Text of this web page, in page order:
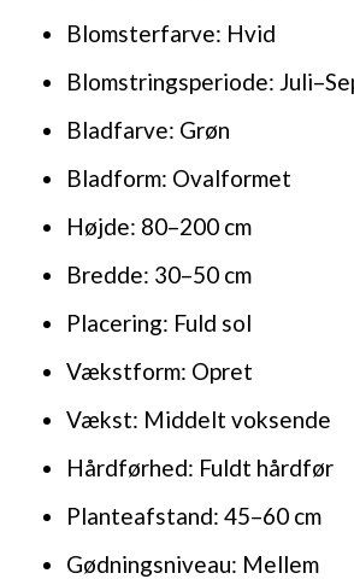
Blomsterfarve: Hvid
Blomstringsperiode:
Bladfarve: Grøn
Bladform: Ovalformet
Højde: 80–200 cm
Bredde: 30–50 cm
Placering: Fuld sol
Vækstform: Opret
Vækst: Middelt voksende
Hårdførhed: Fuldt hårdfør
Planteafstand: 45–60 cm
Gødningsniveau: Mellem